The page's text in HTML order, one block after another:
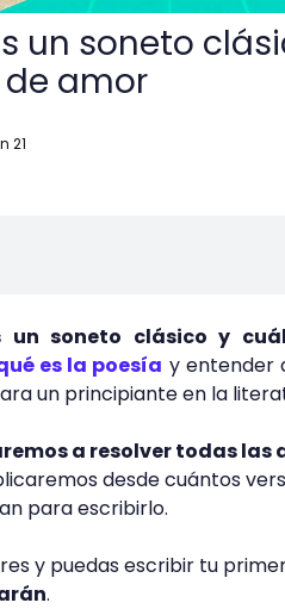
un soneto
amor
21
un soneto clásico y
es la poesía y entender
un principiante en la
a resolver todas las
desde cuántos
para escribirlo.
y puedas escribir tu
.